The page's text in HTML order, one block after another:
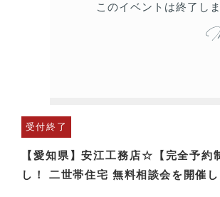
このイベントは終了し
受付終了
【愛知県】安江工務店☆【完全予約
し！ 二世帯住宅 無料相談会を開催